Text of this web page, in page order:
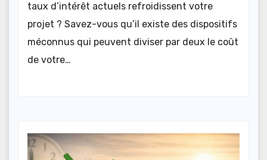
taux d’intérêt actuels refroidissent votre
projet ? Savez-vous qu’il existe des dispositifs
méconnus qui peuvent diviser par deux le coût
de votre…